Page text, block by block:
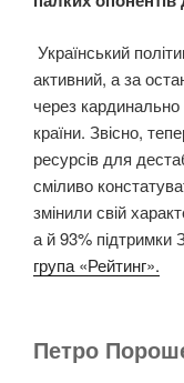
Український
активний, а за
через
країни. Звісно,
ресурсів для
сміливо
змінили свій
а й 93% підтримки
група «Рейтинг».
Петро